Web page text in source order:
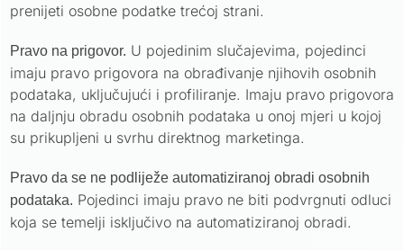
prenijeti osobne podatke trećoj strani.
Pravo na prigovor. U pojedinim slučajevima, pojedinci
imaju pravo prigovora na obrađivanje njihovih osobnih
podataka, uključujući i profiliranje. Imaju pravo prigovora
na daljnju obradu osobnih podataka u onoj mjeri u kojoj
su prikupljeni u svrhu direktnog marketinga.
Pravo da se ne podliježe automatiziranoj obradi osobnih
podataka. Pojedinci imaju pravo ne biti podvrgnuti odluci
koja se temelji isključivo na automatiziranoj obradi.